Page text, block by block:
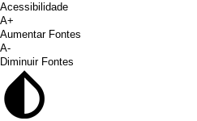
Acessibilidade
A+
Aumentar Fontes
A-
Diminuir Fontes